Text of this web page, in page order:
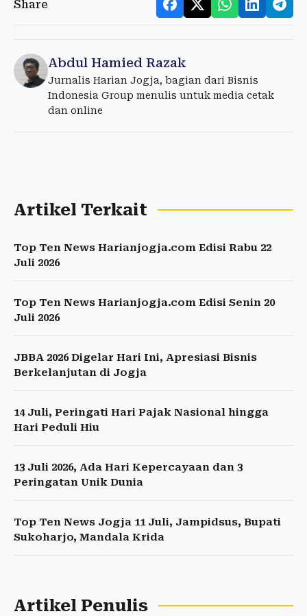
Share
Abdul Hamied Razak
Jurnalis Harian Jogja, bagian dari Bisnis
Indonesia Group menulis untuk media cetak
dan online
Artikel Terkait
Top Ten News Harianjogja.com Edisi Rabu 22
Juli 2026
Top Ten News Harianjogja.com Edisi Senin 20
Juli 2026
JBBA 2026 Digelar Hari Ini, Apresiasi Bisnis
Berkelanjutan di Jogja
14 Juli, Peringati Hari Pajak Nasional hingga
Hari Peduli Hiu
13 Juli 2026, Ada Hari Kepercayaan dan 3
Peringatan Unik Dunia
Top Ten News Jogja 11 Juli, Jampidsus, Bupati
Sukoharjo, Mandala Krida
Artikel Penulis